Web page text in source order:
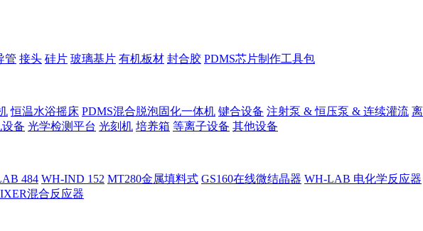
管 接头 硅片 玻璃基片 有机板材 封合胶 PDMS芯片制作工具包
恒温水浴摇床 PDMS混合脱泡固化一体机 键合设备 注射泵 & 恒压泵 & 连续灌流
备 光学检测平台 光刻机 培养箱 等离子设备 其他设备
484 WH-IND 152 MT280金属填料式 GS160在线微结晶器 WH-LAB 电化学反应器
混合反应器